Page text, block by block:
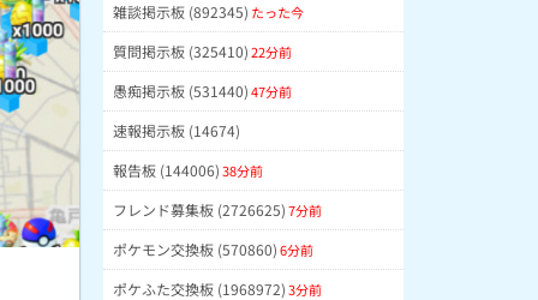
雑談掲示板 (892345) たった今
質問掲示板 (325410)22分前
愚痴掲示板 (531440)47分前
速報掲示板 (14674)
報告板 (144006)38分前
フレンド募集板 (2726625)7分前
ポケモン交換板 (570860)6分前
ポケふた交換板 (1968972)3分前